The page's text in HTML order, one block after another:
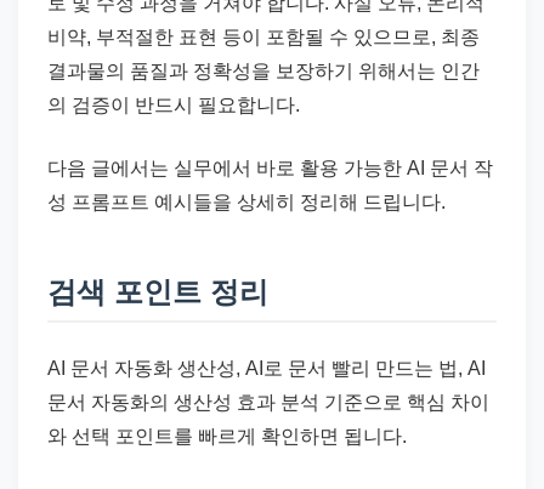
비약, 부적절한 표현 등이 포함될 수 있으므로, 최종
결과물의 품질과 정확성을 보장하기 위해서는 인간
의 검증이 반드시 필요합니다.
다음 글에서는 실무에서 바로 활용 가능한 AI 문서 작
성 프롬프트 예시들을 상세히 정리해 드립니다.
검색 포인트 정리
AI 문서 자동화 생산성, AI로 문서 빨리 만드는 법, AI
문서 자동화의 생산성 효과 분석 기준으로 핵심 차이
와 선택 포인트를 빠르게 확인하면 됩니다.